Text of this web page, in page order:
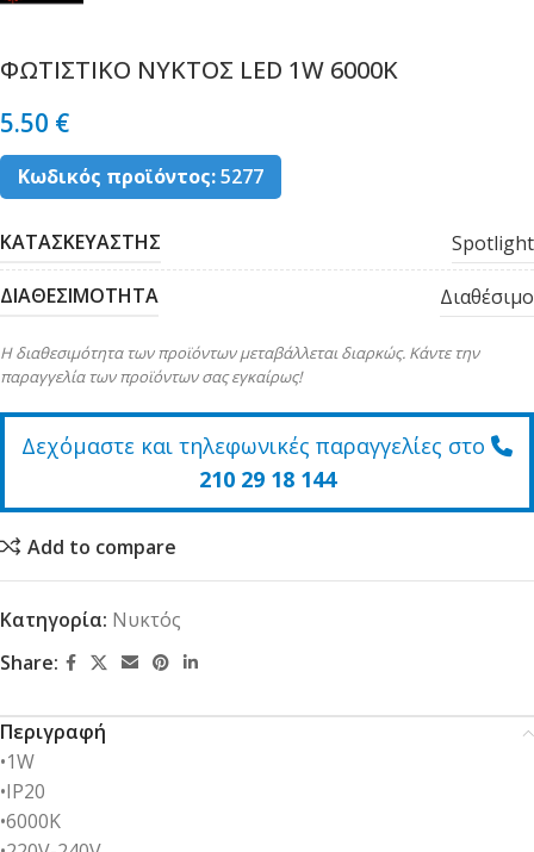
ΦΩΤΙΣΤΙΚΟ ΝΥΚΤΟΣ LED 1W 6000K
5.50 €
Κωδικός προϊόντος:5277
ΚΑΤΑΣΚΕΥΑΣΤΗΣ Spotlight
ΔΙΑΘΕΣΙΜΟΤΗΤΑ Διαθέσιμο
Η διαθεσιμότητα των προϊόντων μεταβάλλεται διαρκώς. Κάντε την
παραγγελία των προϊόντων σας εγκαίρως!
Δεχόμαστε και τηλεφωνικές παραγγελίες στο
210 29 18 144
Add to compare
Κατηγορία: Νυκτός
Share:
Περιγραφή
•1W
•IP20
•6000Κ